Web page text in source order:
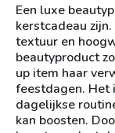
Een luxe
kerstcadeau
textuur en
beautyproduct
up item haar
feestdagen. Het
dagelijkse
kan boosten.